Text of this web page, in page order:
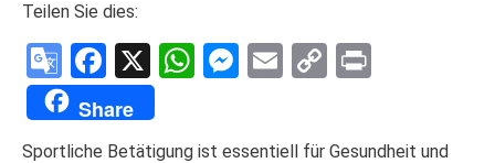
Teilen Sie dies:
Google
Translate
Facebook
X WhatsApp
Messenger
Email
Copy
Share
Sportliche Betätigung ist essentiell für Gesundheit und